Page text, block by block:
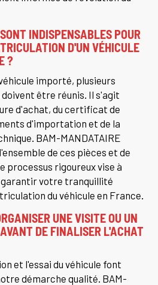
INDISPENSABLES POUR
D'UN VÉHICULE
?
importé, plusieurs
être réunis. Il s'agit
d'achat, du certificat de
d'importation et de la
BAM-MANDATAIRE
de ces pièces et de
processus rigoureux vise à
votre tranquillité
du véhicule en France.
UNE VISITE OU UN
DE FINALISER L'ACHAT
et l'essai du véhicule font
démarche qualité. BAM-